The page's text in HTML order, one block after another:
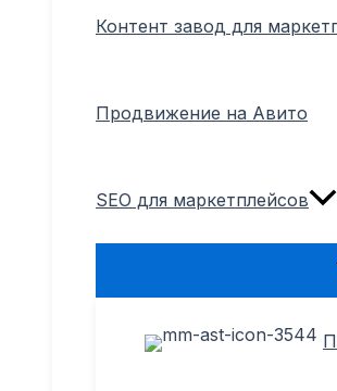
Контент завод для
Продвижение на Авито
SEO для маркетплейсов